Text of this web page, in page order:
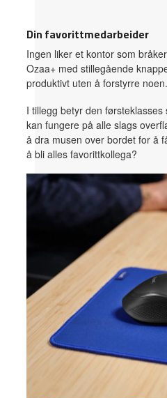
Din favorittmedarbeider
Ingen liker et kontor som
Ozaa+ med stillegående
produktivt uten å forstyrre noen.
I tillegg betyr den
kan fungere på alle slags
å dra musen over bordet for å
å bli alles favorittkollega?